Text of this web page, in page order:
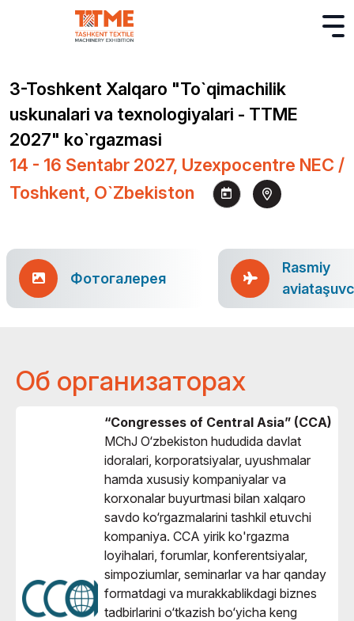
3-Toshkent Xalqaro "To`qimachilik
uskunalari va texnologiyalari - TTME
2027" ko`rgazmasi
14 - 16 Sentabr 2027, Uzexpocentre NEC /
Toshkent, O`zbekiston
Фотогалерея
Rasmiy
Об организаторах
“Congresses of Central Asia” (CCA)
MChJ O‘zbekiston hududida davlat
idoralari, korporatsiyalar, uyushmalar
hamda xususiy kompaniyalar va
korxonalar buyurtmasi bilan xalqaro
savdo ko‘rgazmalarini tashkil etuvchi
kompaniya. CCA yirik ko'rgazma
loyihalari, forumlar, konferentsiyalar,
simpoziumlar, seminarlar va har qanday
formatdagi va murakkablikdagi biznes
tadbirlarini o‘tkazish bo‘yicha keng